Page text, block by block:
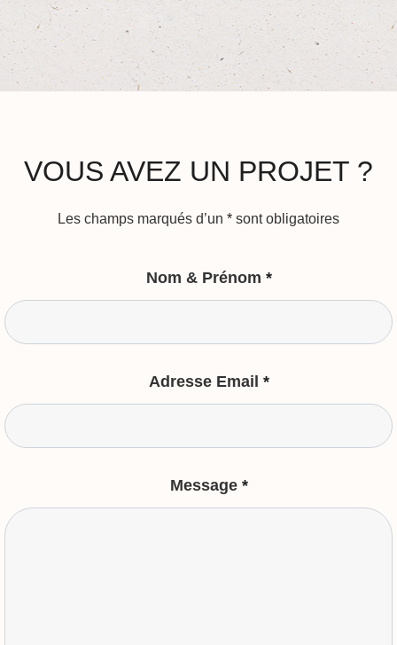
VOUS AVEZ UN PROJET ?
Les champs marqués d’un * sont obligatoires
Nom & Prénom *
Adresse Email *
Message *